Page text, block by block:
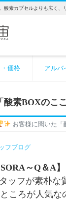
酸素カプセルよりも広く
価格 アルバ
酸素BOXのこ
お客様に聞いた「
フブログ
～Q＆A】
ッフが素朴な
ころが人気な